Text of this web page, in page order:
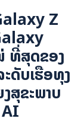
Z
ທີ່ສຸດຂອງ
ດັບເຮືອທຸງ
ສຸຂະພາບ